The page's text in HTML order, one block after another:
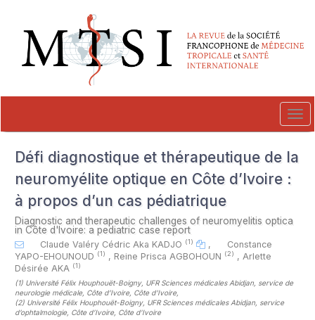
##plugins.themes.novelty.accessible_menu.main_navigation##
##plugins.themes.novelty.accessible_menu.main_content##
##plugins.themes.novelty.accessible_menu.sidebar##
Défi diagnostique et thérapeutique de la
neuromyélite optique en Côte d’Ivoire :
à propos d’un cas pédiatrique
Diagnostic and therapeutic challenges of neuromyelitis optica
in Côte d'Ivoire: a pediatric case report
Claude Valéry Cédric Aka KADJO (1) ,
Constance
YAPO-EHOUNOUD (1) , Reine Prisca AGBOHOUN (2) , Arlette
Désirée AKA (1)
(1) Université Félix Houphouët-Boigny, UFR Sciences médicales Abidjan, service de
neurologie médicale, Côte d’Ivoire, Côte d'Ivoire,
(2) Université Félix Houphouët-Boigny, UFR Sciences médicales Abidjan, service
d’ophtalmologie, Côte d’Ivoire, Côte d'Ivoire